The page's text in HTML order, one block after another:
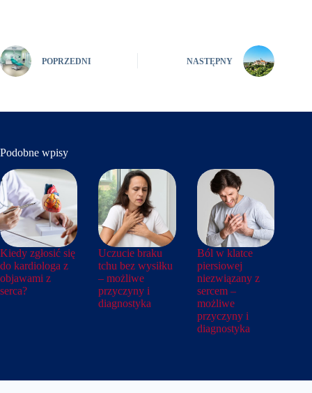
POPRZEDNI NASTĘPNY
Podobne wpisy
Kiedy zgłosić się
do kardiologa z
objawami z
serca?
Uczucie braku
tchu bez wysiłku
– możliwe
przyczyny i
diagnostyka
Ból w klatce
piersiowej
niezwiązany z
sercem –
możliwe
przyczyny i
diagnostyka